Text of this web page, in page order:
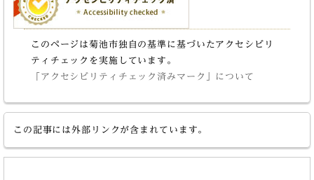
このページは菊池市独自の基準に基づいたアクセシビリ
ティチェックを実施しています。
「アクセシビリティチェック済みマーク」について
この記事には外部リンクが含まれています。